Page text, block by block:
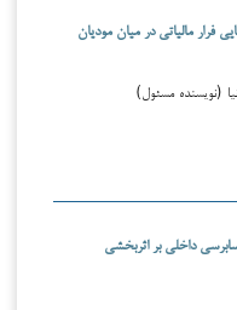
فرار مالیاتی در میان مودیان
(نویسنده مسئول)
داخلی بر اثربخشی